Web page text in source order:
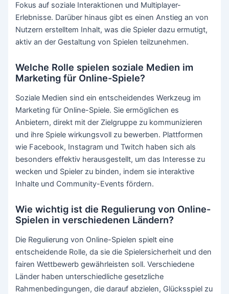
Fokus auf soziale Interaktionen und Multiplayer-
Erlebnisse. Darüber hinaus gibt es einen Anstieg an von
Nutzern erstelltem Inhalt, was die Spieler dazu ermutigt,
aktiv an der Gestaltung von Spielen teilzunehmen.
Welche Rolle spielen soziale Medien im
Marketing für Online-Spiele?
Soziale Medien sind ein entscheidendes Werkzeug im
Marketing für Online-Spiele. Sie ermöglichen es
Anbietern, direkt mit der Zielgruppe zu kommunizieren
und ihre Spiele wirkungsvoll zu bewerben. Plattformen
wie Facebook, Instagram und Twitch haben sich als
besonders effektiv herausgestellt, um das Interesse zu
wecken und Spieler zu binden, indem sie interaktive
Inhalte und Community-Events fördern.
Wie wichtig ist die Regulierung von Online-
Spielen in verschiedenen Ländern?
Die Regulierung von Online-Spielen spielt eine
entscheidende Rolle, da sie die Spielersicherheit und den
fairen Wettbewerb gewährleisten soll. Verschiedene
Länder haben unterschiedliche gesetzliche
Rahmenbedingungen, die darauf abzielen, Glücksspiel zu